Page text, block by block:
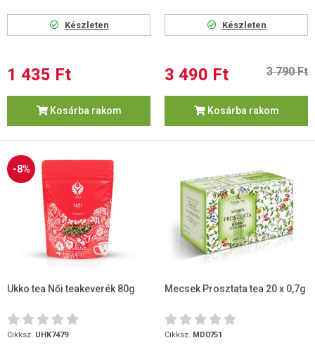
Készleten
1 435 Ft
Kosárba rakom
Készleten
3 490 Ft 3 790 Ft
Kosárba rakom
-8%
Ukko tea Női teakeverék 80g
Cikksz. UHK7479
Mecsek Prosztata tea 20 x 0,7g
Cikksz. MD0751